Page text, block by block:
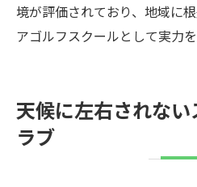
境が評価されており、地域に
アゴルフスクールとして実力を
天候に左右されな
ラブ